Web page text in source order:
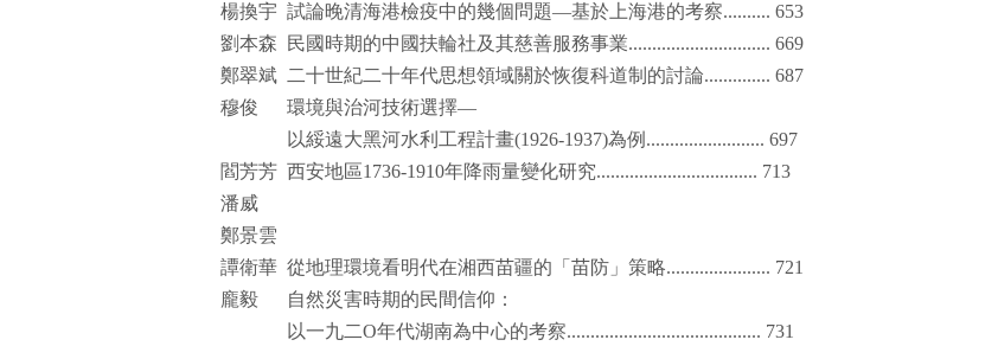
楊換宇 試論晚清海港檢疫中的幾個問題—基於上海港的考察.......... 653
劉本森
民國時期的中國扶輪社及其慈善服務事業.............................. 669
鄭翠斌 二十世紀二十年代思想領域關於恢復科道制的討論.............. 687
穆俊
環境與治河技術選擇—
以綏遠大黑河水利工程計畫(1926-1937)為例 ......................... 697
閻芳芳 西安地區1736-1910年降雨量變化研究.................................. 713
潘威
鄭景雲
譚衛華 從地理環境看明代在湘西苗疆的「苗防」策略...................... 721
龐毅
自然災害時期的民間信仰：
以一九二O年代湖南為中心的考察......................................... 731